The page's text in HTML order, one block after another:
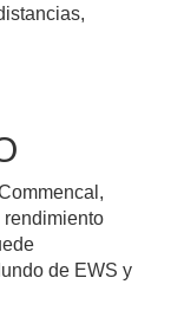
rendimiento
de EWS y